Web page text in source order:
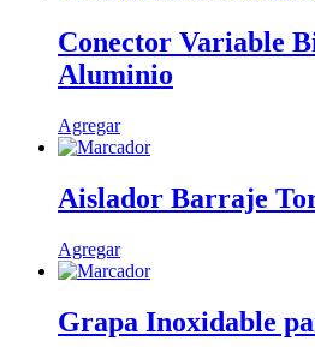
Conector Variable
Aluminio
Agregar
Aislador Barraje
AgregarEste
producto
múltiples
variantes.
Grapa Inoxidable